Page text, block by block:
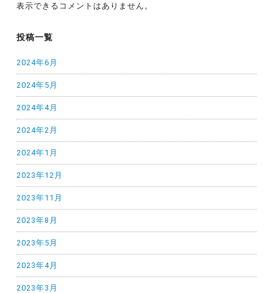
表示できるコメントはありません。
投稿一覧
2024年6月
2024年5月
2024年4月
2024年2月
2024年1月
2023年12月
2023年11月
2023年8月
2023年5月
2023年4月
2023年3月